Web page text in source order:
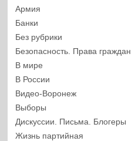
Армия
Банки
Без рубрики
Безопасность. Права граждан
В мире
В России
Видео-Воронеж
Выборы
Дискуссии. Письма. Блогеры
Жизнь партийная